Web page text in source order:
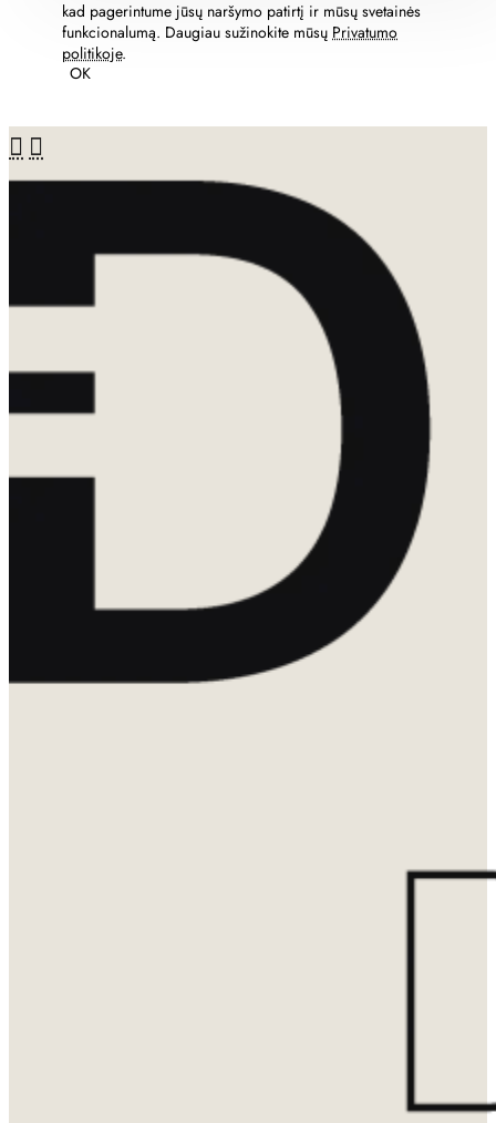
kad pagerintume jūsų naršymo patirtį ir mūsų svetainės
funkcionalumą. Daugiau sužinokite mūsų Privatumo
politikoje.
OK